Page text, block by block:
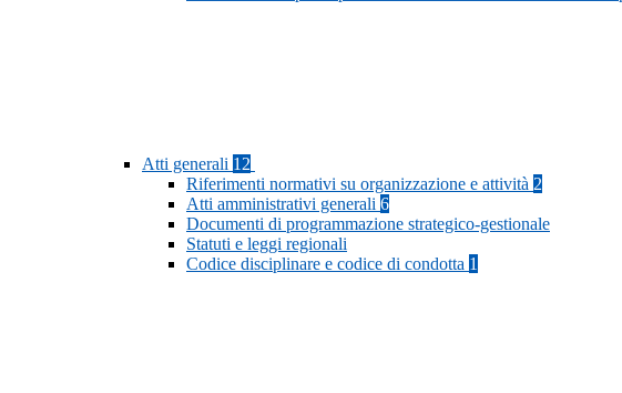
Atti generali 12
Riferimenti normativi su organizzazione e attività 2
Atti amministrativi generali 6
Documenti di programmazione strategico-gestionale
Statuti e leggi regionali
Codice disciplinare e codice di condotta 1